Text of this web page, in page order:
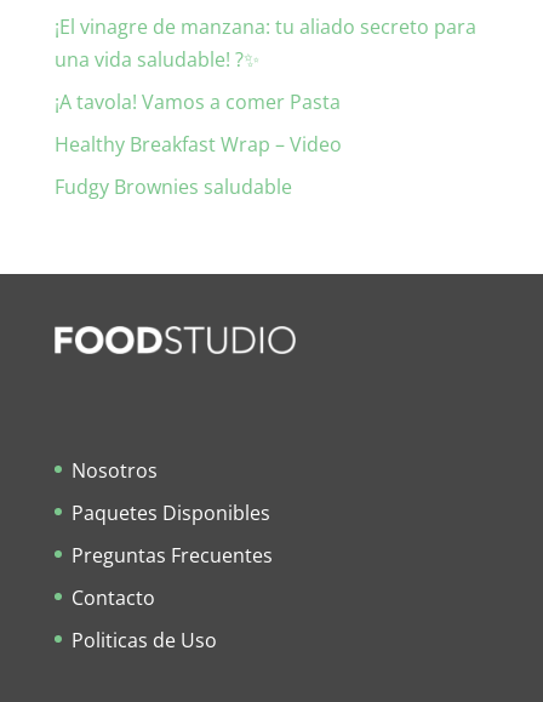
¡El vinagre de manzana: tu aliado secreto para
una vida saludable! ?✨
¡A tavola! Vamos a comer Pasta
Healthy Breakfast Wrap – Video
Fudgy Brownies saludable
Nosotros
Paquetes Disponibles
Preguntas Frecuentes
Contacto
Politicas de Uso